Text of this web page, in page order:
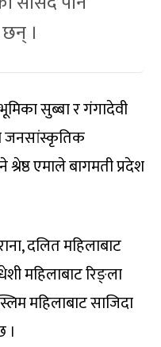
।
सुब्बा र गंगादेवी
जनसांस्कृतिक
एमाले बागमती प्रदेश
दलित महिलाबाट
महिलाबाट रिङ्ला
महिलाबाट साजिदा
।